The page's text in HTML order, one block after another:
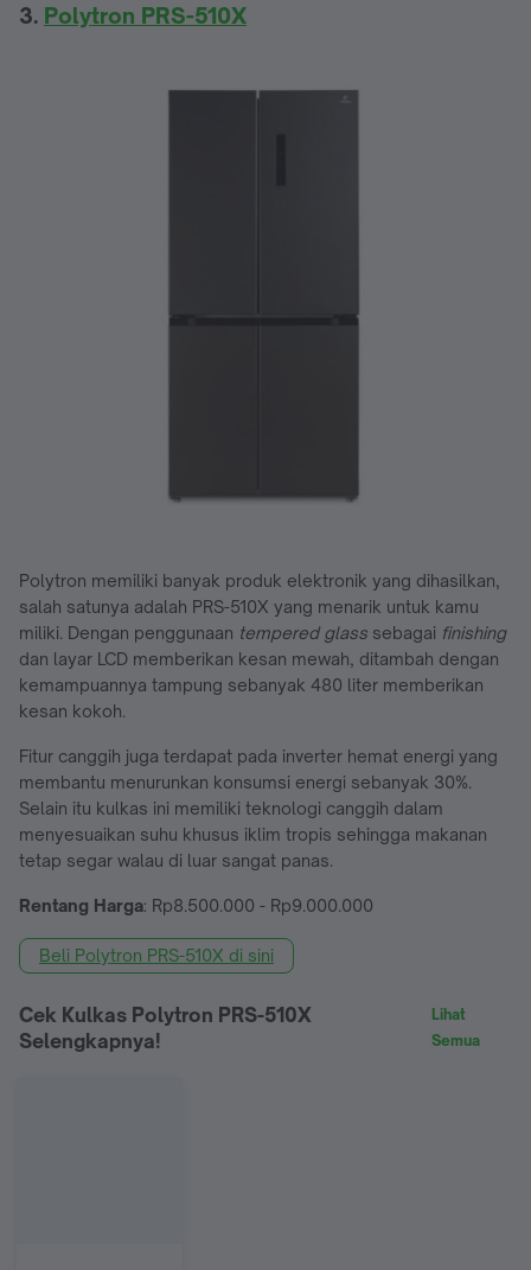
3. Polytron PRS-510X
Polytron memiliki banyak produk elektronik yang dihasilkan,
salah satunya adalah PRS-510X yang menarik untuk kamu
miliki. Dengan penggunaan tempered glass sebagai finishing
dan layar LCD memberikan kesan mewah, ditambah dengan
kemampuannya tampung sebanyak 480 liter memberikan
kesan kokoh.
Fitur canggih juga terdapat pada inverter hemat energi yang
membantu menurunkan konsumsi energi sebanyak 30%.
Selain itu kulkas ini memiliki teknologi canggih dalam
menyesuaikan suhu khusus iklim tropis sehingga makanan
tetap segar walau di luar sangat panas.
Rentang Harga: Rp8.500.000 - Rp9.000.000
Beli Polytron PRS-510X di sini
Cek Kulkas Polytron PRS-510X
Selengkapnya!
Lihat
Semua